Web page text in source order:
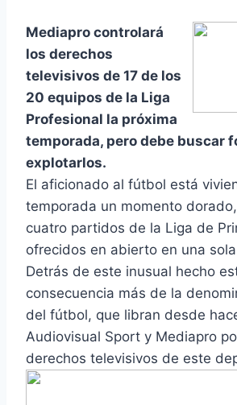
Mediapro controlará
los derechos
televisivos de 17 de los
20 equipos de la Liga
Profesional la próxima
temporada, pero debe buscar
explotarlos.
El aficionado al fútbol está
temporada un momento
cuatro partidos de la Liga de
ofrecidos en abierto en una
Detrás de este inusual hecho
consecuencia más de la
del fútbol, que libran desde
Audiovisual Sport y Mediapro
derechos televisivos de este